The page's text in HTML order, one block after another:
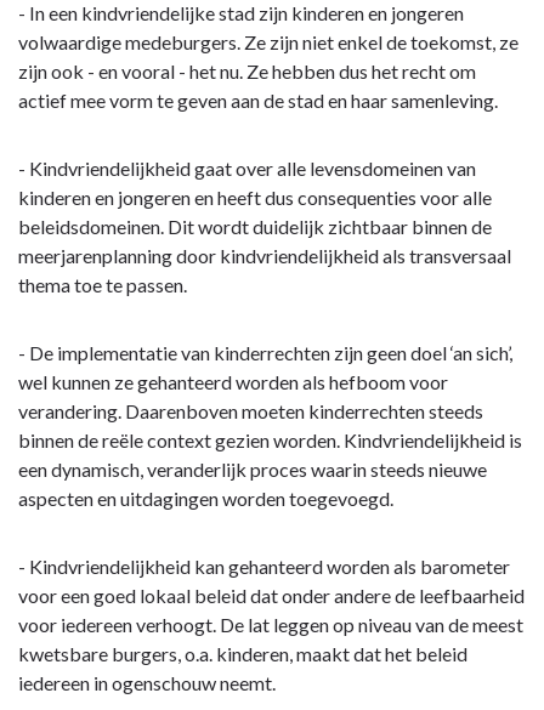
Omschrijving
- In een kindvriendelijke stad zijn kinderen en jongeren
volwaardige medeburgers. Ze zijn niet enkel de toekomst, ze
zijn ook - en vooral - het nu. Ze hebben dus het recht om
actief mee vorm te geven aan de stad en haar samenleving.
- Kindvriendelijkheid gaat over alle levensdomeinen van
kinderen en jongeren en heeft dus consequenties voor alle
beleidsdomeinen. Dit wordt duidelijk zichtbaar binnen de
meerjarenplanning door kindvriendelijkheid als transversaal
thema toe te passen.
- De implementatie van kinderrechten zijn geen doel ‘an sich’,
wel kunnen ze gehanteerd worden als hefboom voor
verandering. Daarenboven moeten kinderrechten steeds
binnen de reële context gezien worden. Kindvriendelijkheid is
een dynamisch, veranderlijk proces waarin steeds nieuwe
aspecten en uitdagingen worden toegevoegd.
- Kindvriendelijkheid kan gehanteerd worden als barometer
voor een goed lokaal beleid dat onder andere de leefbaarheid
voor iedereen verhoogt. De lat leggen op niveau van de meest
kwetsbare burgers, o.a. kinderen, maakt dat het beleid
iedereen in ogenschouw neemt.